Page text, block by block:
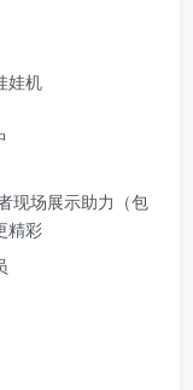
娃机
现场展示助力（包
精彩